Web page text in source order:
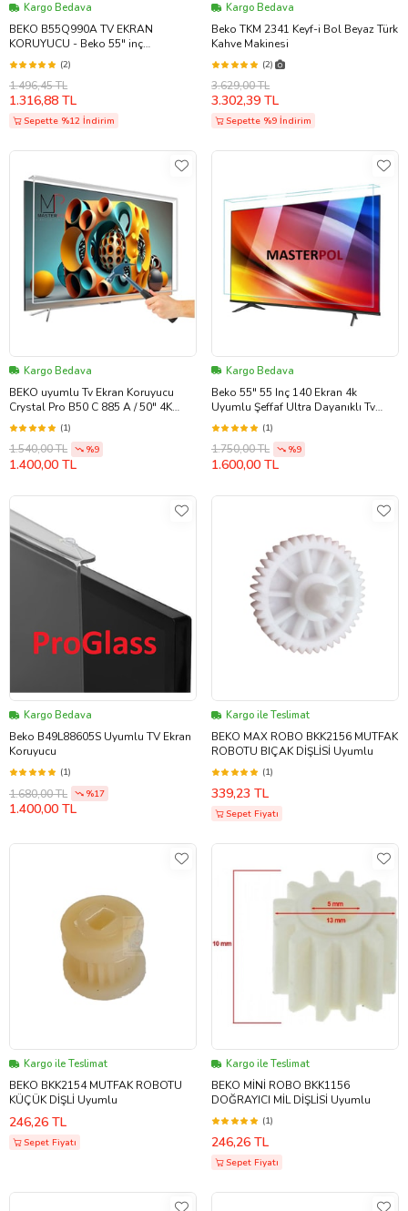
Kargo Bedava
BEKO B55Q990A TV EKRAN
KORUYUCU - Beko 55" inç
IMPERIUM 9 QLED SERİSİ Ekran
Koruyucu B55 Q 990 A
(2)
1.496,45 TL
1.316,88 TL
Sepette %12 İndirim
Kargo Bedava
Beko TKM 2341 Keyf-i Bol Beyaz Türk
Kahve Makinesi
(2)
3.629,00 TL
3.302,39 TL
Sepette %9 İndirim
Kargo Bedava
BEKO uyumlu Tv Ekran Koruyucu
Crystal Pro B50 C 885 A / 50" 4K
Smart
(1)
1.540,00 TL %9
1.400,00 TL
Kargo Bedava
Beko 55" 55 Inç 140 Ekran 4k
Uyumlu Şeffaf Ultra Dayanıklı Tv
Ekran KORUYUCU
(1)
1.750,00 TL %9
1.600,00 TL
Kargo Bedava
Beko B49L88605S Uyumlu TV Ekran
Koruyucu
(1)
1.680,00 TL %17
1.400,00 TL
Kargo ile Teslimat
BEKO MAX ROBO BKK2156 MUTFAK
ROBOTU BIÇAK DİŞLİSİ Uyumlu
(1)
339,23 TL
Sepet Fiyatı
Kargo ile Teslimat
BEKO BKK2154 MUTFAK ROBOTU
KÜÇÜK DİŞLİ Uyumlu
246,26 TL
Sepet Fiyatı
Kargo ile Teslimat
BEKO MİNİ ROBO BKK1156
DOĞRAYICI MİL DİŞLİSİ Uyumlu
(1)
246,26 TL
Sepet Fiyatı